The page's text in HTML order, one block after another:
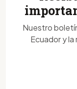
Nuestro
Ecuador y